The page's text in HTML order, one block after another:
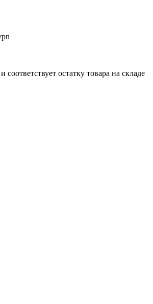
остатку товара на складе